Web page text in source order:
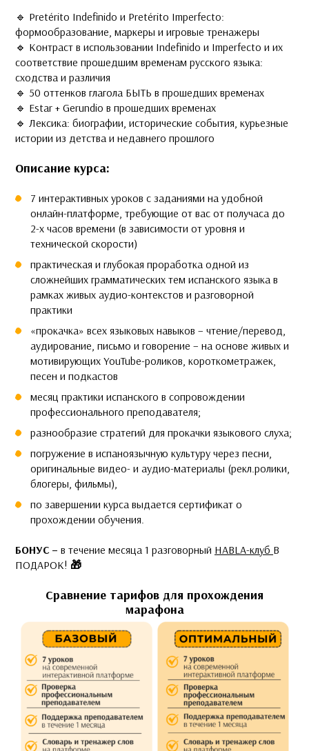
🔹 Pretérito Indefinido и Pretérito Imperfecto:
формообразование, маркеры и игровые тренажеры
🔹 Контраст в использовании Indefinido и Imperfecto и их
соответствие прошедшим временам русского языка:
сходства и различия
🔹 50 оттенков глагола БЫТЬ в прошедших временах
🔹 Estar + Gerundio в прошедших временах
🔹 Лексика: биографии, исторические события, курьезные
истории из детства и недавнего прошлого
Описание курса:
7 интерактивных уроков с заданиями на удобной
онлайн-платформе, требующие от вас от получаса до
2-х часов времени (в зависимости от уровня и
технической скорости)
практическая и глубокая проработка одной из
сложнейших грамматических тем испанского языка в
рамках живых аудио-контекстов и разговорной
практики
«прокачка» всех языковых навыков – чтение/перевод,
аудирование, письмо и говорение – на основе живых и
мотивирующих YouTube-роликов, короткометражек,
песен и подкастов
месяц практики испанского в сопровождении
профессионального преподавателя;
разнообразие стратегий для прокачки языкового слуха;
погружение в испаноязычную культуру через песни,
оригинальные видео- и аудио-материалы (рекл.ролики,
блогеры, фильмы),
по завершении курса выдается сертификат о
прохождении обучения.
БОНУС – в течение месяца 1 разговорный HABLA-клуб В
ПОДАРОК! 🎁
Сравнение тарифов для прохождения
марафона